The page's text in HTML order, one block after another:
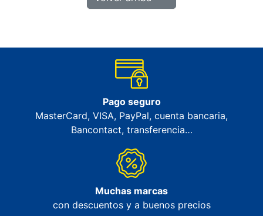
Pago seguro
MasterCard, VISA, PayPal, cuenta bancaria,
Bancontact, transferencia…
Muchas marcas
con descuentos y a buenos precios